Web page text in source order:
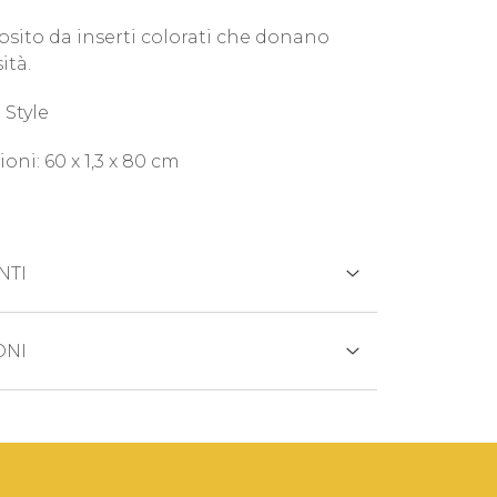
da inserti colorati che donano
60 x 1,3 x 80 cm